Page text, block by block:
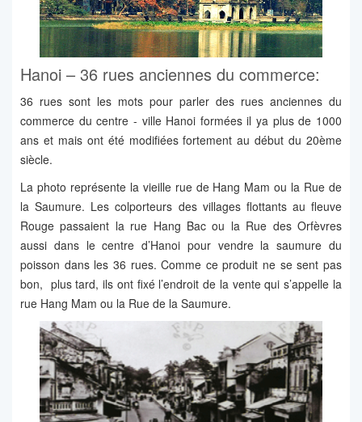
Hanoi – 36 rues anciennes du commerce:
36 rues sont les mots pour parler des rues anciennes du
commerce du centre - ville Hanoi formées il ya plus de 1000
ans et mais ont été modifiées fortement au début du 20ème
siècle.
La photo représente la vieille rue de Hang Mam ou la Rue de
la Saumure. Les colporteurs des villages flottants au fleuve
Rouge passaient la rue Hang Bac ou la Rue des Orfèvres
aussi dans le centre d’Hanoi pour vendre la saumure du
poisson dans les 36 rues. Comme ce produit ne se sent pas
bon, plus tard, ils ont fixé l’endroit de la vente qui s’appelle la
rue Hang Mam ou la Rue de la Saumure.